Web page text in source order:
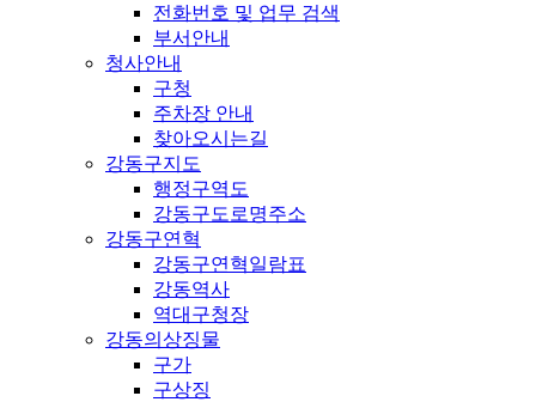
전화번호 및 업무 검색
부서안내
청사안내
구청
주차장 안내
찾아오시는길
강동구지도
행정구역도
강동구도로명주소
강동구연혁
강동구연혁일람표
강동역사
역대구청장
강동의상징물
구가
구상징